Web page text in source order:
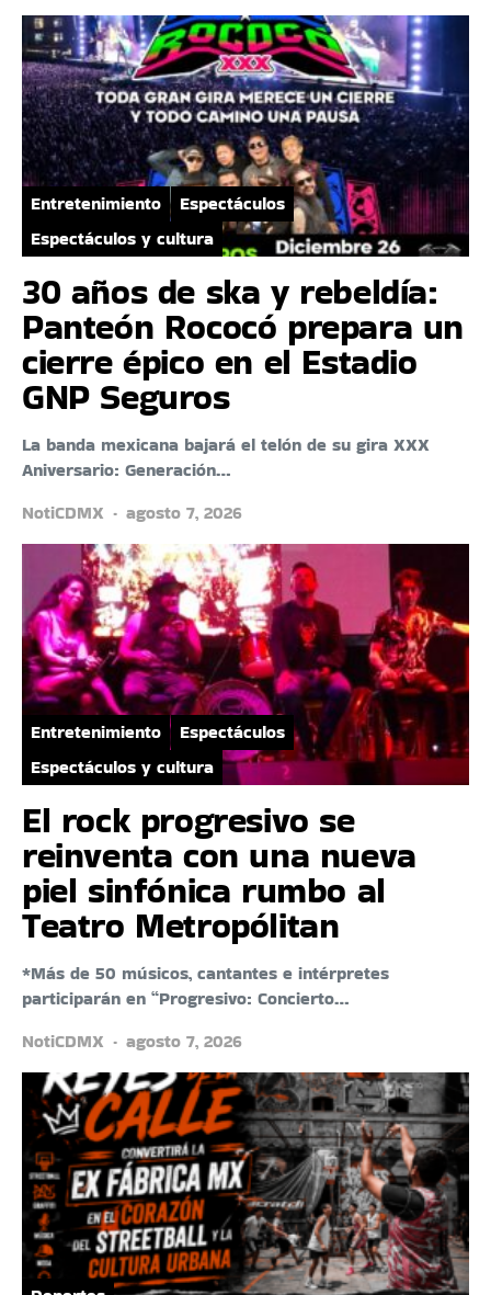
Entretenimiento
Espectáculos
Espectáculos y cultura
30 años de ska y rebeldía:
Panteón Rococó prepara un
cierre épico en el Estadio
GNP Seguros
La banda mexicana bajará el telón de su gira XXX
Aniversario: Generación…
NotiCDMX
agosto 7, 2026
Entretenimiento
Espectáculos
Espectáculos y cultura
El rock progresivo se
reinventa con una nueva
piel sinfónica rumbo al
Teatro Metropólitan
*Más de 50 músicos, cantantes e intérpretes
participarán en “Progresivo: Concierto…
NotiCDMX
agosto 7, 2026